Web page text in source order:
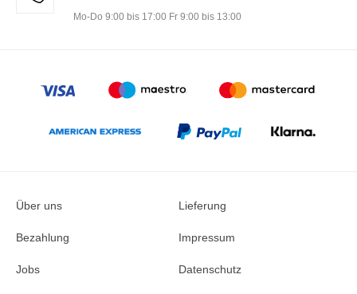
Mo-Do 9:00 bis 17:00 Fr 9:00 bis 13:00
Über uns Lieferung
Bezahlung Impressum
Jobs Datenschutz